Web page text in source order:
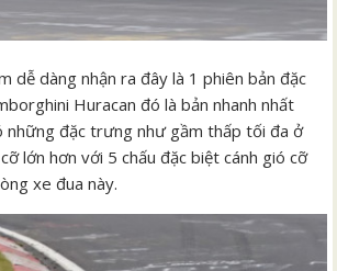
dễ dàng nhận ra đây là 1 phiên bản đặc
Huracan đó là bản nhanh nhất
những đặc trưng như gầm thấp tối đa ở
lớn hơn với 5 chấu đặc biệt cánh gió cỡ
xe đua này.